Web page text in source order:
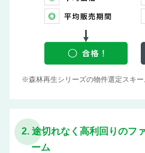
※森林再生シリーズの物件選定スキー
2. 途切れなく高利回りのフ
ーム